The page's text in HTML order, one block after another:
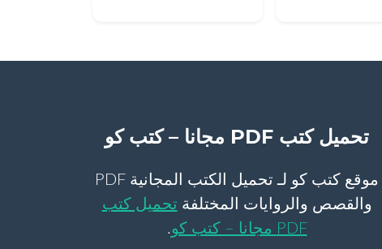
تحميل كتب PDF مجانا – كتب كو
موقع كتب كو لـ تحميل الكتب المجانية PDF
والقصص والروايات المختلفة تحميل كتب
PDF مجانا – كتب كو
.